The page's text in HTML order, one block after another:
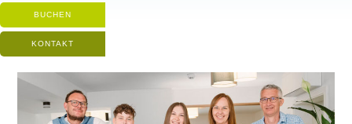
BUCHEN
KONTAKT